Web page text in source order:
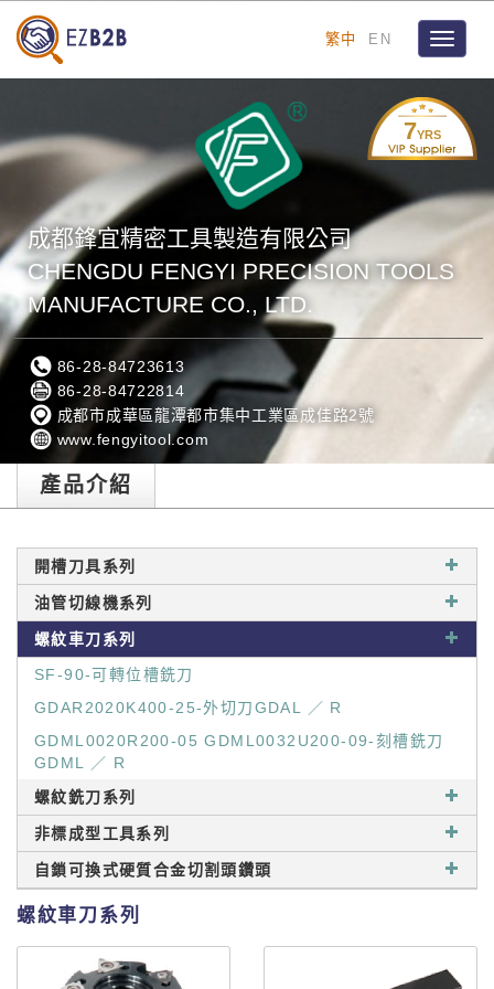
繁中 EN
Toggle
7YRS
成都鋒宜精密工具製造有限公司
CHENGDU FENGYI PRECISION TOOLS
MANUFACTURE CO., LTD.
86-28-84723613
86-28-84722814
成都市成華區龍潭都市集中工業區成佳路2號
www.fengyitool.com
產品介紹
開槽刀具系列
油管切線機系列
螺紋車刀系列
SF-90-可轉位槽銑刀
GDAR2020K400-25-外切刀GDAL ／ R
GDML0020R200-05 GDML0032U200-09-刻槽銑刀
GDML ／ R
螺紋銑刀系列
非標成型工具系列
自鎖可換式硬質合金切割頭鑽頭
螺紋車刀系列